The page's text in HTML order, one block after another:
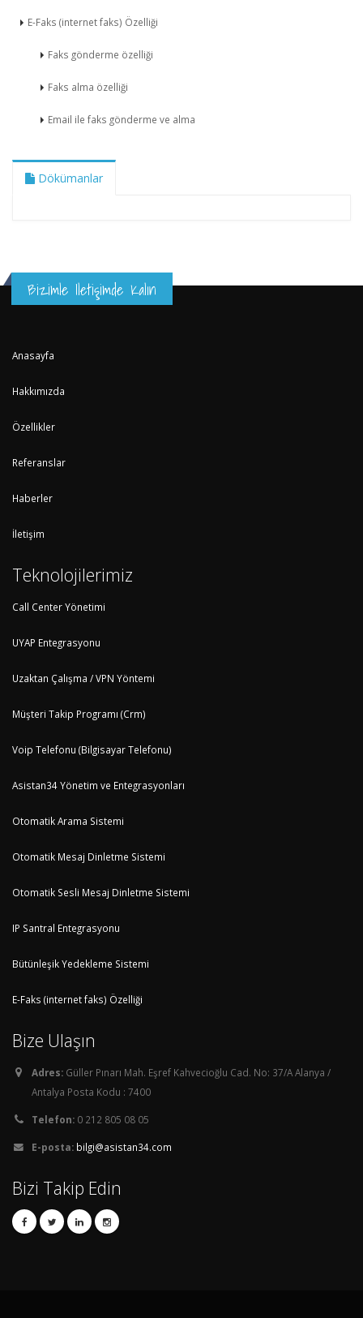
E-Faks (internet faks) Özelliği
Faks gönderme özelliği
Faks alma özelliği
Email ile faks gönderme ve alma
Dökümanlar
Bizimle Iletişimde Kalın
Anasayfa
Hakkımızda
Özellikler
Referanslar
Haberler
İletişim
Teknolojilerimiz
Call Center Yönetimi
UYAP Entegrasyonu
Uzaktan Çalışma / VPN Yöntemi
Müşteri Takip Programı (Crm)
Voip Telefonu (Bilgisayar Telefonu)
Asistan34 Yönetim ve Entegrasyonları
Otomatik Arama Sistemi
Otomatik Mesaj Dinletme Sistemi
Otomatik Sesli Mesaj Dinletme Sistemi
IP Santral Entegrasyonu
Bütünleşik Yedekleme Sistemi
E-Faks (internet faks) Özelliği
Bize Ulaşın
Adres: Güller Pınarı Mah. Eşref Kahvecioğlu Cad. No: 37/A Alanya /
Antalya Posta Kodu : 7400
Telefon: 0 212 805 08 05
E-posta: bilgi@asistan34.com
Bizi Takip Edin